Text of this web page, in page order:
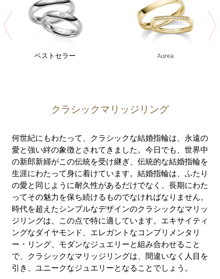
ベストセラー Aurea
クラシックマリッジリング
何世紀にもわたって、クラシックな結婚指輪は、永遠の
愛と強い絆の象徴とされてきました。今日でも、世界中
の新郎新婦がこの伝統を受け継ぎ、伝統的な結婚指輪を
生涯にわたって身に着けています。結婚指輪は、ふたり
の愛と同じように耐久性があるだけでなく、長期にわた
ってその魅力を保ち続けるものでなければなりません。
時代を超えたシンプルなデザインのクラシックなマリッ
ジリングは、この点で特に適しています。エキサイティ
ングなダイヤモンド、エレガントなコンプリメンタリ
ー・リング、モダンなジュエリーと組み合わせること
で、クラシックなマリッジリングは、間違いなく人目を
引き、ユニークなジュエリーとなることでしょう。